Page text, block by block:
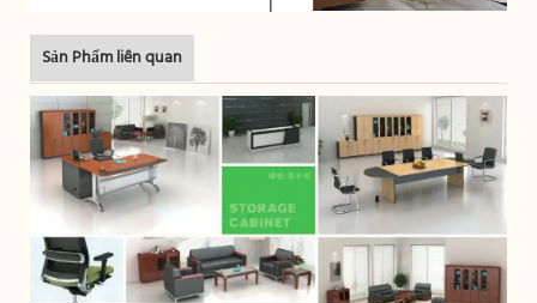
Sản Phẩm liên quan